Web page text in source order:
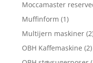
Moccamaster
Muffinform (1)
Multijern maskiner
OBH Kaffemaskine (2)